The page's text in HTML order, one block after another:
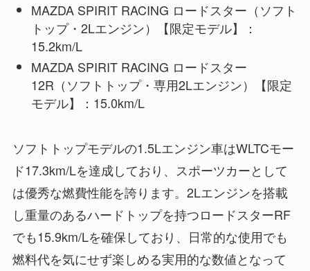
MAZDA SPIRIT RACING ロードスター（ソフト
トップ・2Lエンジン）【限定モデル】：
15.2km/L
MAZDA SPIRIT RACING ロードスター
12R（ソフトトップ・専用2Lエンジン）【限定
モデル】：15.0km/L
ソフトトップモデルの1.5Lエンジン車はWLTCモー
ド17.3km/Lを達成しており、スポーツカーとして
は優秀な燃費性能を誇ります。2Lエンジンを搭載
し重量のあるハードトップを持つロードスターRF
でも15.9km/Lを確保しており、日常的な使用でも
燃料代を気にせず楽しめる実用的な数値となって